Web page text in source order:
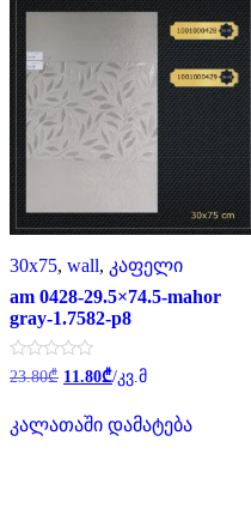
30x75, wall, კაფელი
am 0428-29.5×74.5-mahor
gray-1.7582-p8
შეფასება
0
5-
დან
23.80₾ Original
price
23.80₾.
11.80₾Current
price
11.80₾.
/კვ.მ
კალათაში დამატება